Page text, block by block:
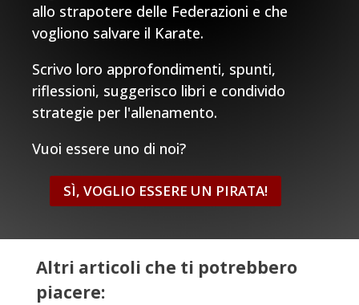
allo strapotere delle Federazioni e che
vogliono salvare il Karate.
Scrivo loro approfondimenti, spunti,
riflessioni, suggerisco libri e condivido
strategie per l'allenamento.
Vuoi essere uno di noi?
SÌ, VOGLIO ESSERE UN PIRATA!
Altri articoli che ti potrebbero
piacere: